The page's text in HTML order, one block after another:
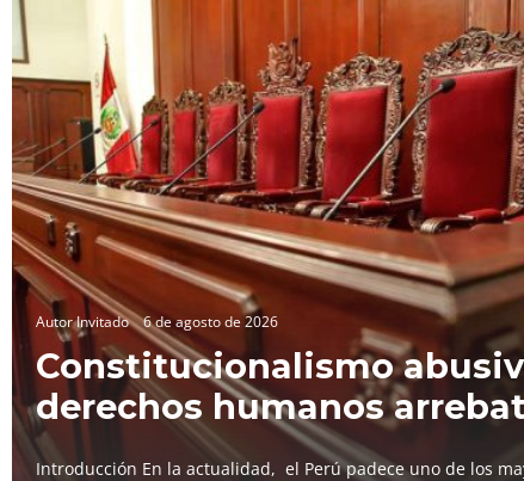
Autor Invitado 6 de agosto de 2026
Constitucionalismo
derechos humanos
Introducción En la actualidad, el Perú padece uno de los